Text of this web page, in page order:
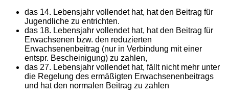
das 14. Lebensjahr vollendet hat, hat den Beitrag für
Jugendliche zu entrichten.
das 18. Lebensjahr vollendet hat, hat den Beitrag für
Erwachsenen bzw. den reduzierten
Erwachsenenbeitrag (nur in Verbindung mit einer
entspr. Bescheinigung) zu zahlen,
das 27. Lebensjahr vollendet hat, fällt nicht mehr unter
die Regelung des ermäßigten Erwachsenenbeitrags
und hat den normalen Beitrag zu zahlen